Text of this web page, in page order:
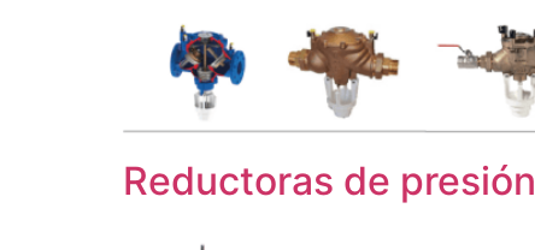
Reductoras de presión